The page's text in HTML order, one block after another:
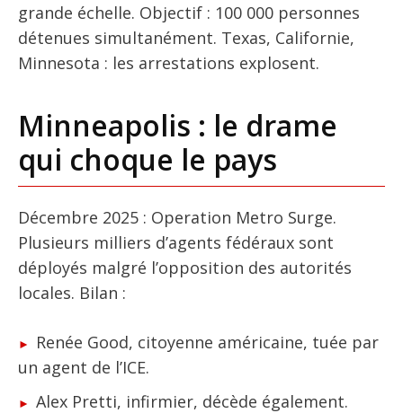
grande échelle. Objectif : 100 000 personnes
détenues simultanément. Texas, Californie,
Minnesota : les arrestations explosent.
Minneapolis : le drame
qui choque le pays
Décembre 2025 : Operation Metro Surge.
Plusieurs milliers d’agents fédéraux sont
déployés malgré l’opposition des autorités
locales. Bilan :
Renée Good, citoyenne américaine, tuée par
un agent de l’ICE.
Alex Pretti, infirmier, décède également.